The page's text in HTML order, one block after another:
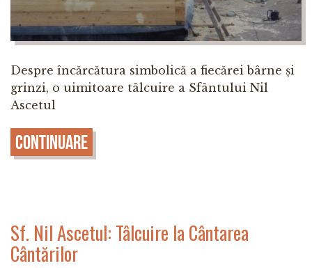
Despre încărcătura simbolică a fiecărei bârne și
grinzi, o uimitoare tâlcuire a Sfântului Nil
Ascetul
Continuare
Sf. Nil Ascetul: Tâlcuire la Cântarea
Cântărilor